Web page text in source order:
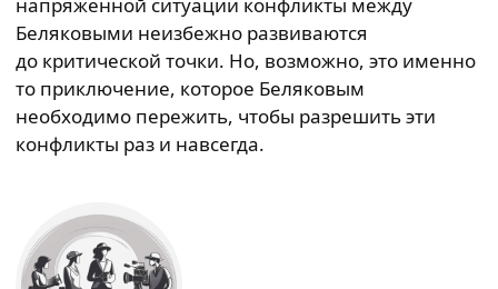
Беляковыми неизбежно развиваются
до критической точки. Но, возможно, это именно
то приключение, которое Беляковым
необходимо пережить, чтобы разрешить эти
конфликты раз и навсегда.